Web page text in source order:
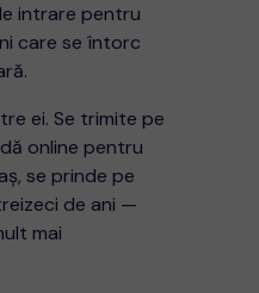
intrare pentru
care se întorc
ei. Se trimite pe
online pentru
se prinde pe
de ani —
mai